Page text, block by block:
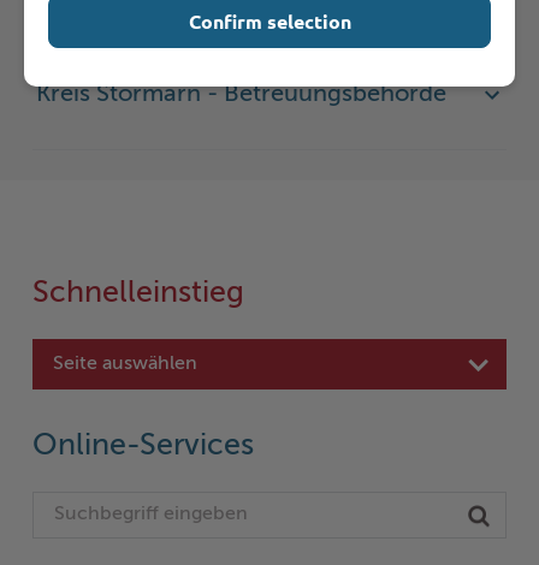
Kreis Stormarn - Betreuungsbehörde
Schnelleinstieg
Seite auswählen
Online-Services
Confirm selection